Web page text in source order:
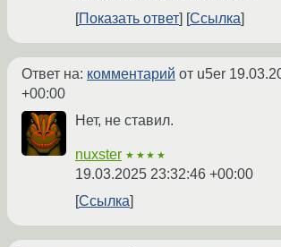
Показать ответ
Ссылка
Ответ на: комментарий от u5er
+00:00
Нет, не ставил.
nuxster ★★★★
19.03.2025 23:32:46 +00:00
Ссылка